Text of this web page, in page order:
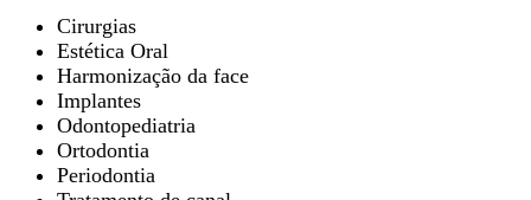
Cirurgias
Estética Oral
Harmonização da face
Implantes
Odontopediatria
Ortodontia
Periodontia